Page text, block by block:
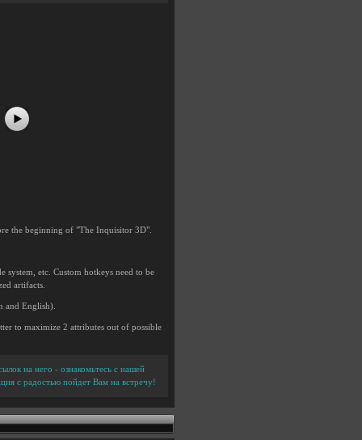
the beginning of "The Inquisitor 3D".
system, etc. Custom hotkeys need to be
artifacts.
and English).
to maximize 2 attributes out of possible
на него - ознакомьтесь с нашей
с радостью пойдет Вам на встречу!